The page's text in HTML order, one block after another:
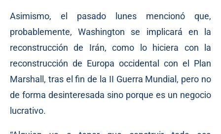
Asimismo, el pasado lunes mencionó que,
probablemente, Washington se implicará en la
reconstrucción de Irán, como lo hiciera con la
reconstrucción de Europa occidental con el Plan
Marshall, tras el fin de la II Guerra Mundial, pero no
de forma desinteresada sino porque es un negocio
lucrativo.